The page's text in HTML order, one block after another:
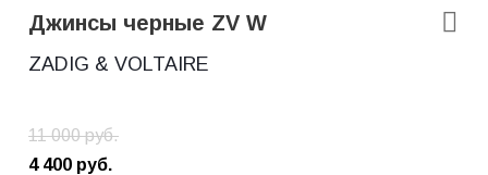
Джинсы черные ZV W
ZADIG & VOLTAIRE
11 000руб.
4 400 руб.